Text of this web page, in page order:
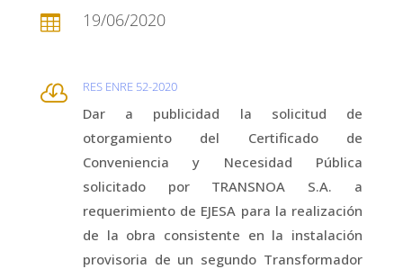
 19/06/2020
 RES ENRE 52-2020
Dar a publicidad la solicitud de
otorgamiento del Certificado de
Conveniencia y Necesidad Pública
solicitado por TRANSNOA S.A. a
requerimiento de EJESA para la realización
de la obra consistente en la instalación
provisoria de un segundo Transformador